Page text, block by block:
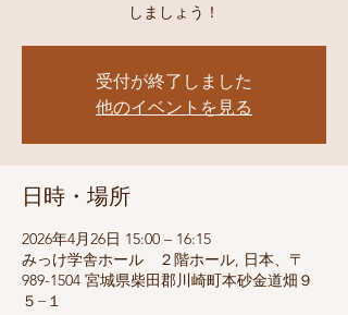
受付が終了しました
他のイベントを見る
日時・場所
2026年4月26日 15:00 – 16:15
みっけ学舎ホール ２階ホール, 日本、〒
989-1504 宮城県柴田郡川崎町本砂金道畑９
５−１